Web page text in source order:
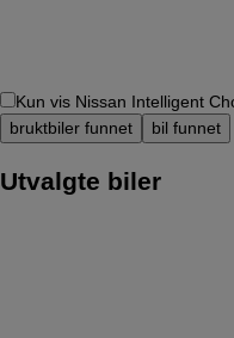
Kun vis Nissan Intelligent
bruktbiler funnet
bil funnet
Utvalgte biler